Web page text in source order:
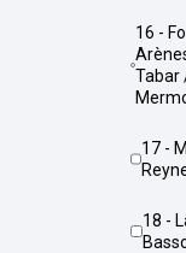
16 - Fontaine-Lestang /
Tabar
17 - Mirail-Université /
18 - Lardenne / Pradettes /